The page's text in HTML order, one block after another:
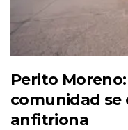
Perito
comunidad se
anfitriona